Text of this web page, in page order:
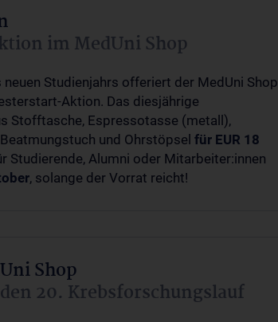
im MedUni Shop
Studienjahrs offeriert der MedUni Shop
Aktion. Das diesjährige
Stofftasche, Espressotasse (metall),
und Ohrstöpsel für EUR 18
Studierende, Alumni oder Mitarbeiter:innen
, solange der Vorrat reicht!
Shop
20. Krebsforschungslauf